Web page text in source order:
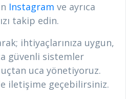
Instagram ve ayrıca
takip edin.
ihtiyaçlarınıza uygun,
güvenli sistemler
uca yönetiyoruz.
iletişime geçebilirsiniz.